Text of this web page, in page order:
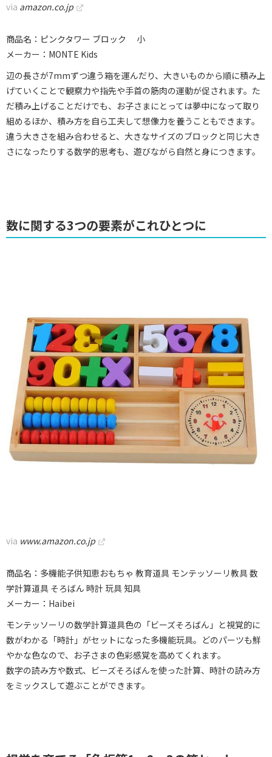
via amazon.co.jp
商品名：ピンクタワー ブロック 小
メーカー：MONTE Kids
辺の長さが7mmずつ違う箱を運んだり、大きいものから順に積み上
げていくことで観察力や指先や手首の筋肉の運動が促されます。た
だ積み上げることだけでも、お子さまにとっては夢中になって取り
組めるほか、積み方を自ら工夫して想像力を養うこともできます。
違う大きさを組み合わせると、大きなサイズのブロックと同じ大き
さになったりする数学的思考も、遊びながら自然と身につきます。
数に関する3つの要素がこれひとつに
via www.amazon.co.jp
商品名：多機能子供知恵おもちゃ 教育道具 モンテッソーリ教具 数
学計算道具 そろばん 時計 玩具 知具
メーカー：Haibei
モンテッソーリの数学計算道具色の「ビーズそろばん」と視覚的に
数がわかる「時計」がセットになった多機能玩具。どのパーツも鮮
やかな色なので、お子さまの色彩感覚を高めてくれます。
数字の読み方や数式、ビーズそろばんを使った計算、時計の読み方
をミックスして遊ぶことができます。